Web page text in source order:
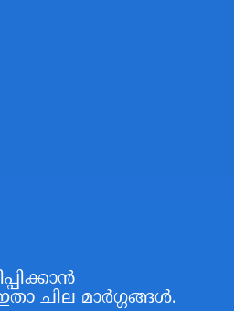
ചില മാര്‍ഗ്ഗങ്ങള്‍.